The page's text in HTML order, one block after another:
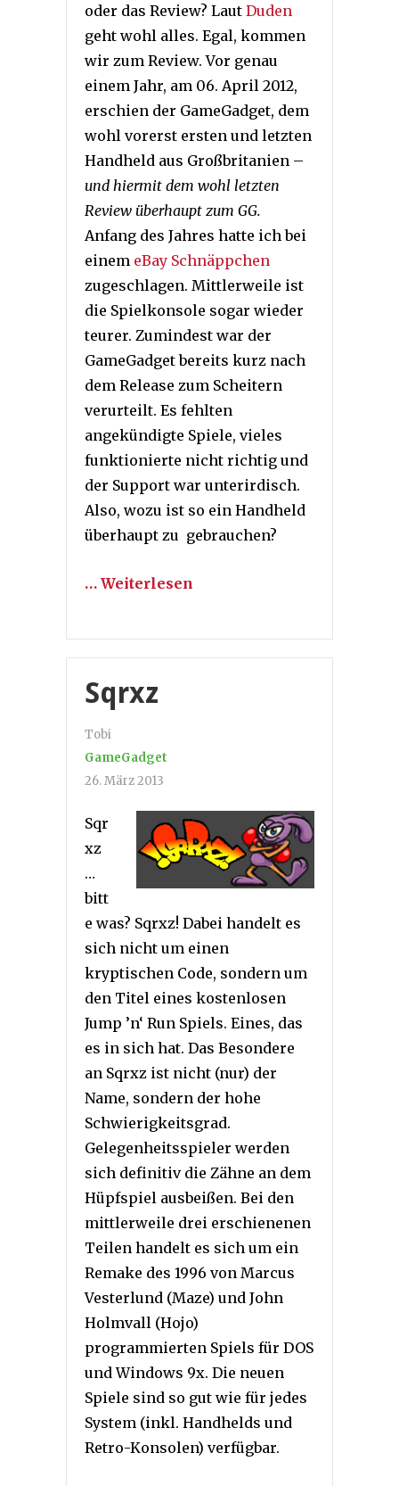
oder das Review? Laut Duden
geht wohl alles. Egal, kommen
wir zum Review. Vor genau
einem Jahr, am 06. April 2012,
erschien der GameGadget, dem
wohl vorerst ersten und letzten
Handheld aus Großbritanien –
und hiermit dem wohl letzten
Review überhaupt zum GG.
Anfang des Jahres hatte ich bei
einem eBay Schnäppchen
zugeschlagen. Mittlerweile ist
die Spielkonsole sogar wieder
teurer. Zumindest war der
GameGadget bereits kurz nach
dem Release zum Scheitern
verurteilt. Es fehlten
angekündigte Spiele, vieles
funktionierte nicht richtig und
der Support war unterirdisch.
Also, wozu ist so ein Handheld
überhaupt zu gebrauchen?
… Weiterlesen
Sqrxz
Tobi
GameGadget
26. März 2013
Sqr
xz
…
bitt
e was? Sqrxz! Dabei handelt es
sich nicht um einen
kryptischen Code, sondern um
den Titel eines kostenlosen
Jump ’n‘ Run Spiels. Eines, das
es in sich hat. Das Besondere
an Sqrxz ist nicht (nur) der
Name, sondern der hohe
Schwierigkeitsgrad.
Gelegenheitsspieler werden
sich definitiv die Zähne an dem
Hüpfspiel ausbeißen. Bei den
mittlerweile drei erschienenen
Teilen handelt es sich um ein
Remake des 1996 von Marcus
Vesterlund (Maze) und John
Holmvall (Hojo)
programmierten Spiels für DOS
und Windows 9x. Die neuen
Spiele sind so gut wie für jedes
System (inkl. Handhelds und
Retro-Konsolen) verfügbar.